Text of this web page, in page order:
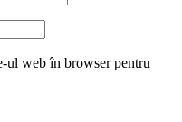
ul web în browser pentru